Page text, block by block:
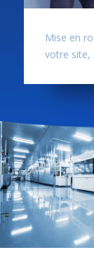
Mise en
votre site,